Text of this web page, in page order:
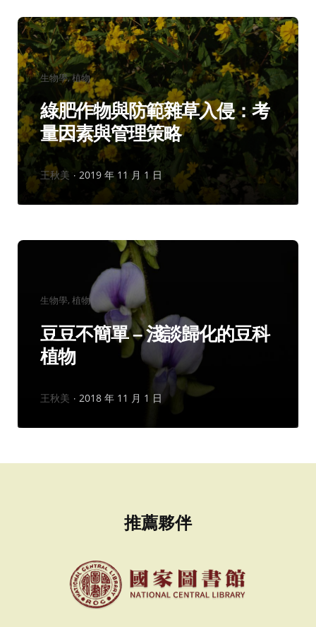
分
類：
生物學 植物
綠肥作物與防範雜草入侵：考
量因素與管理策略
作
者：
王秋美 2019 年 11 月 1 日
分
類：
生物學 植物
豆豆不簡單 – 淺談歸化的豆科
植物
作
王秋美 2018 年 11 月 1 日
推薦夥伴